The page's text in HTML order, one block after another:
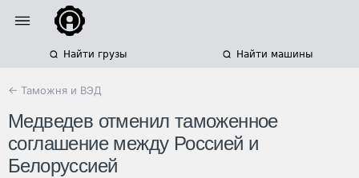
Найти грузы Найти машины
← Таможня и ВЭД
Медведев отменил таможенное
соглашение между Россией и
Белоруссией